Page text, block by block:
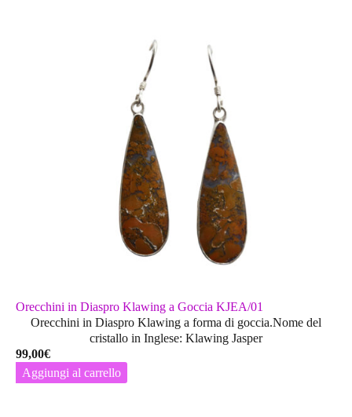
Orecchini in Diaspro Klawing a Goccia KJEA/01
Orecchini in Diaspro Klawing a forma di goccia.Nome del
cristallo in Inglese: Klawing Jasper
99,00€
Aggiungi al carrello